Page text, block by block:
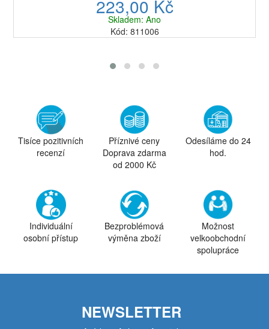
223,00 Kč
Skladem: Ano
Kód: 811006
Tisíce pozitivních
recenzí
Příznivé ceny
Doprava zdarma
od 2000 Kč
Odesíláme do 24
hod.
Individuální
osobní přístup
Bezproblémová
výměna zboží
Možnost
velkoobchodní
spolupráce
NEWSLETTER